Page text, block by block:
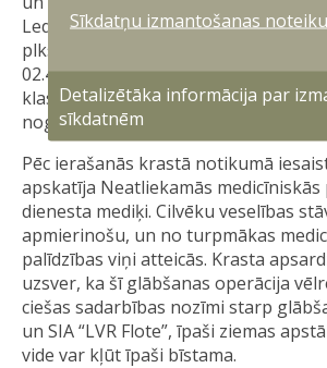
Ledlauzis “Varma” veica ledus
plkst. 00.45 lokalizēja uz ledus
02.45 cietušos pārņēma uz
klases kuģa “Laura”, kas nodrošināja
nogādāšanu Rīgā, kur kuģis ieradās
Pēc ierašanās krastā notikumā
apskatīja Neatliekamās medicīniskās
dienesta mediķi. Cilvēku veselības
apmierinošu, un no turpmākas
palīdzības viņi atteicās. Krasta
uzsver, ka šī glābšanas operācija
ciešas sadarbības nozīmi starp
un SIA “LVR Flote”, īpaši ziemas
vide var kļūt īpaši bīstama.
Sīkdatņu izmantošanas
Detalizētāka informācija par
sīkdatnēm